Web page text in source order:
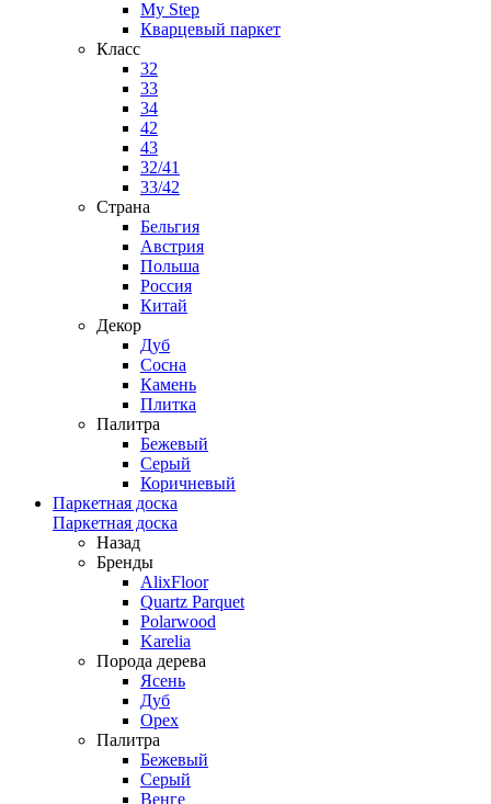
My Step
Кварцевый паркет
Класс
32
33
34
42
43
32/41
33/42
Страна
Бельгия
Австрия
Польша
Россия
Китай
Декор
Дуб
Сосна
Камень
Плитка
Палитра
Бежевый
Серый
Коричневый
Паркетная доска
Паркетная доска
Назад
Бренды
AlixFloor
Quartz Parquet
Polarwood
Karelia
Порода дерева
Ясень
Дуб
Орех
Палитра
Бежевый
Серый
Венге